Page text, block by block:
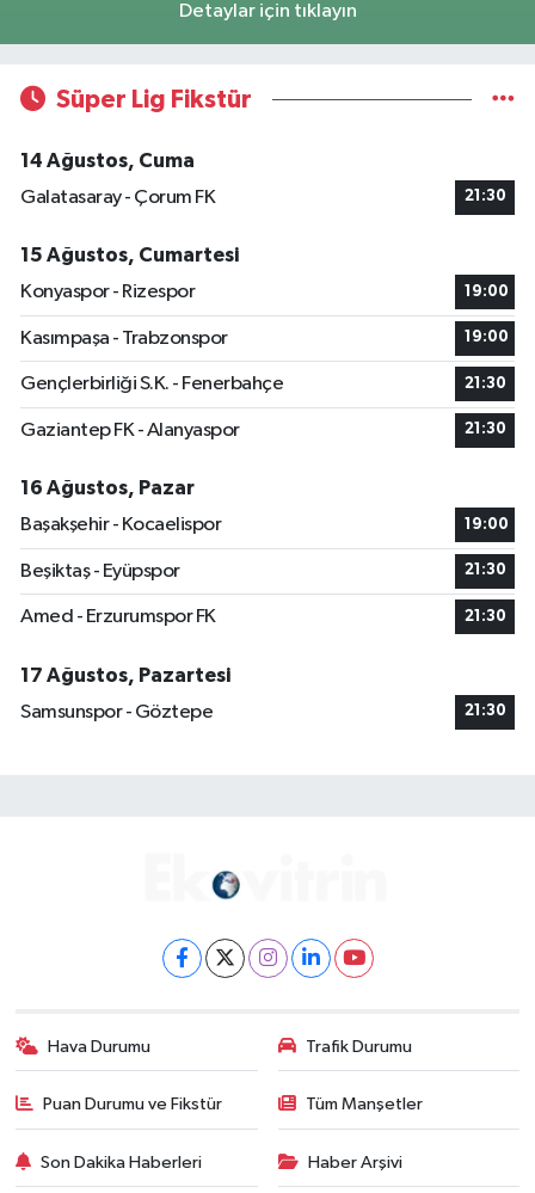
Detaylar için tıklayın
Süper Lig Fikstür
14 Ağustos, Cuma
Galatasaray - Çorum FK
21:30
15 Ağustos, Cumartesi
Konyaspor - Rizespor
19:00
Kasımpaşa - Trabzonspor 19:00
Gençlerbirliği S.K. - Fenerbahçe 21:30
Gaziantep FK - Alanyaspor 21:30
16 Ağustos, Pazar
Başakşehir - Kocaelispor
19:00
Beşiktaş - Eyüpspor 21:30
Amed - Erzurumspor FK 21:30
17 Ağustos, Pazartesi
Samsunspor - Göztepe
21:30
Hava Durumu Trafik Durumu
Puan Durumu ve Fikstür Tüm Manşetler
Son Dakika Haberleri Haber Arşivi